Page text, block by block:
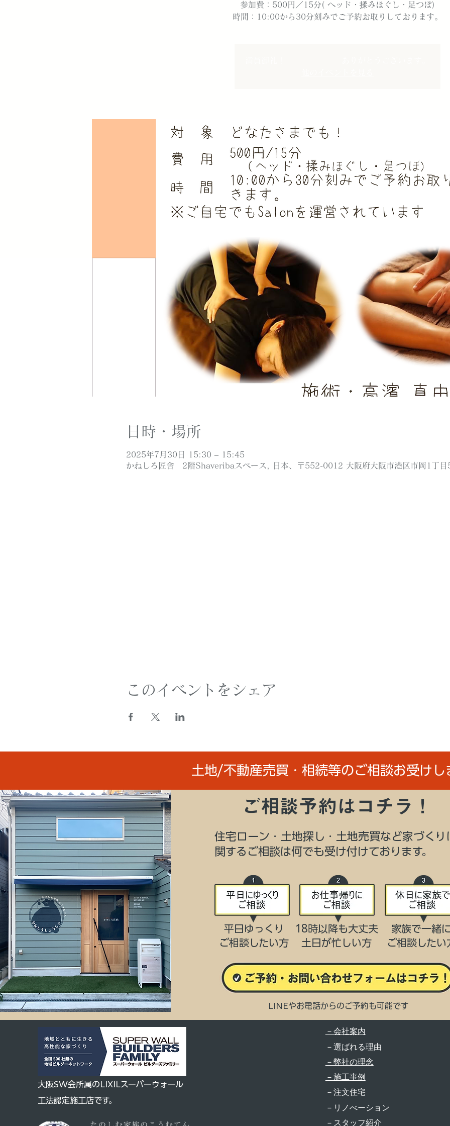
参加費：500円／15分( ヘッド・揉みほぐし・足つぼ)
時間：10:00から30分刻みでご予約お取りしております。
日時・場所
2025年7月30日 15:30 – 15:45
かねしろ匠舎 2階Shaveribaスペース, 日本、〒552-0012 大阪府大阪市港区市岡1丁目
このイベントをシェア
ご相談予約はコチラ！
住宅ローン・土地探し・土地売買など家づくり
関するご相談は何でも受け付けております。
平日ゆっくり
ご相談したい方
18時以降も大丈夫
​土日が忙しい方
家族で一緒
ご相談したい
LINEやお電話からのご予約も可能です
土地/不動産売買・相続等のご相談お受けし
大阪SW会所属のLIXILスーパーウォール
工法認定施工店です。
－会社案内
－選ばれる理由
－弊社の理念
－施工事例
－注文住宅
－リノべーション
－スタッフ紹介